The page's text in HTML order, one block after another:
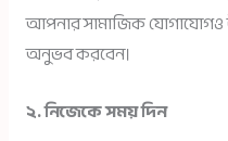
আপনার সামাজিক
অনুভব করবেন।
২. নিজেকে সময় দিন